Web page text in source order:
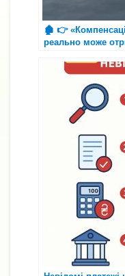
🏚️ 👉
реально може